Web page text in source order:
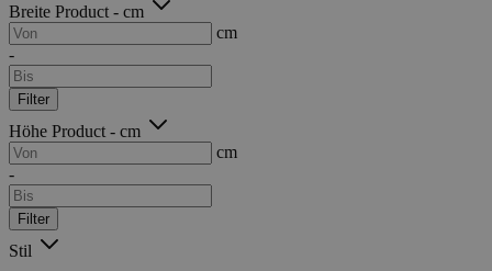
Breite Product - cm
cm
-
Filter
Höhe Product - cm
cm
-
Filter
Stil